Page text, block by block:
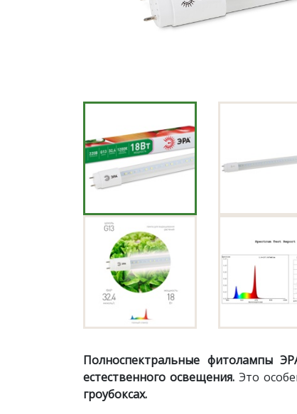
Полноспектральные фитолампы
естественного освещения.Это
гроубоксах.